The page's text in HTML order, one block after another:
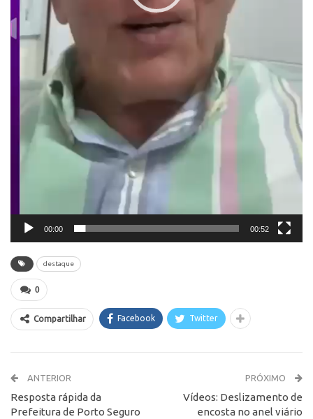
00:00 00:52
destaque
0
Compartilhar Facebook Twitter
ANTERIOR
Resposta rápida da
Prefeitura de Porto Seguro
PRÓXIMO
Vídeos: Deslizamento de
encosta no anel viário